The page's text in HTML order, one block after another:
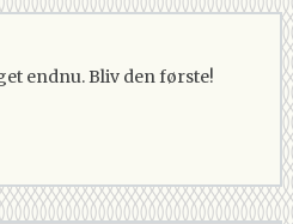
endnu. Bliv den første!